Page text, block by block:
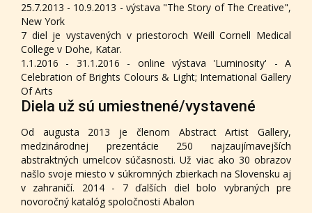
25.7.2013 - 10.9.2013 - výstava "The Story of The Creative",
New York
7 diel je vystavených v priestoroch Weill Cornell Medical
College v Dohe, Katar.
1.1.2016 - 31.1.2016 - online výstava 'Luminosity' - A
Celebration of Brights Colours & Light; International Gallery
Of Arts
Diela už sú umiestnené/vystavené
Od augusta 2013 je členom Abstract Artist Gallery,
medzinárodnej prezentácie 250 najzaujímavejších
abstraktných umelcov súčasnosti. Už viac ako 30 obrazov
našlo svoje miesto v súkromných zbierkach na Slovensku aj
v zahraničí. 2014 - 7 ďalších diel bolo vybraných pre
novoročný katalóg spoločnosti Abalon